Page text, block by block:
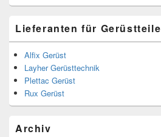
Lieferanten für Gerüstteile
Alfix Gerüst
Layher Gerüsttechnik
Plettac Gerüst
Rux Gerüst
Archiv